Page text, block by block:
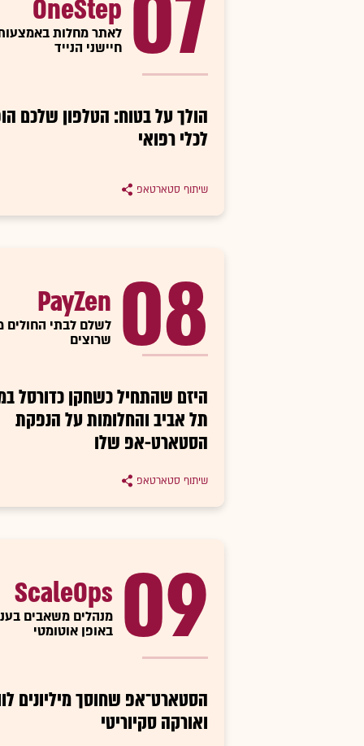
OneStep
לאתר מחלות
חיישני הנייד
הולך על בטוח: הטלפון שלכם
לכלי רפואי
שיתוף סטארטאפ
08
PayZen
לשלם לבתי החולים
שרוצים
היזם שהתחיל כשחקן כדורסל
תל אביב והחלומות על הנפקת
הסטארט-אפ שלו
שיתוף סטארטאפ
09
ScaleOps
מנהלים משאבים
באופן אוטומטי
הסטארט־אפ שחוסך מיליונים
ואורקה סקיוריטי